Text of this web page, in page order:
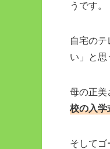
うです。
自宅の
い」と思
母の正美
校の入学
そしてゴ